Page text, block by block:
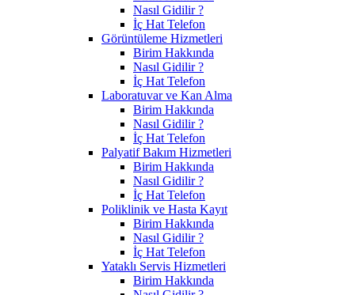
Nasıl Gidilir ?
İç Hat Telefon
Görüntüleme Hizmetleri
Birim Hakkında
Nasıl Gidilir ?
İç Hat Telefon
Laboratuvar ve Kan Alma
Birim Hakkında
Nasıl Gidilir ?
İç Hat Telefon
Palyatif Bakım Hizmetleri
Birim Hakkında
Nasıl Gidilir ?
İç Hat Telefon
Poliklinik ve Hasta Kayıt
Birim Hakkında
Nasıl Gidilir ?
İç Hat Telefon
Yataklı Servis Hizmetleri
Birim Hakkında